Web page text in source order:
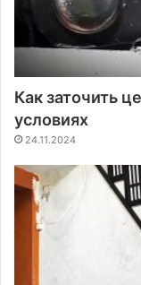
Как заточить
условиях
24.11.2024